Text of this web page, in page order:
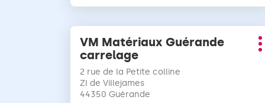
amples
DU
DE
VENTE
MPPI
ANGERS
Appuyer
sur
touche
ENTRÉE
pour
Point
de
vente
:
VM Matériaux Guérande
carrelage
2 rue de la Petite colline
ZI de Villejames
44350 Guérande